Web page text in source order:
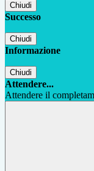
Chiudi
Successo
Chiudi
Informazione
Chiudi
Attendere...
Attendere il